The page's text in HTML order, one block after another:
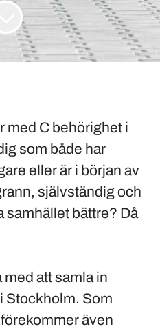
med C behörighet i
som både har
eller är i början av
självständig och
samhället bättre? Då
med att samla in
Stockholm. Som
även